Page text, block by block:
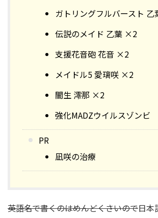
ガトリングフルバースト
伝説のメイド 乙葉 ×2
支援花音砲 花音 ×2
メイドル5 愛璃咲 ×2
闇生 澪那 ×2
強化MADZウイルスゾンビ
PR
凪咲の治療
英語名で書くのはめんどくさいので日本